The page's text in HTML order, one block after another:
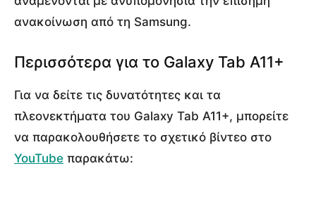
ανακοίνωση από τη Samsung.
Περισσότερα για το Galaxy Tab A11+
Για να δείτε τις δυνατότητες και τα
πλεονεκτήματα του Galaxy Tab A11+, μπορείτε
να παρακολουθήσετε το σχετικό βίντεο στο
YouTube παρακάτω: